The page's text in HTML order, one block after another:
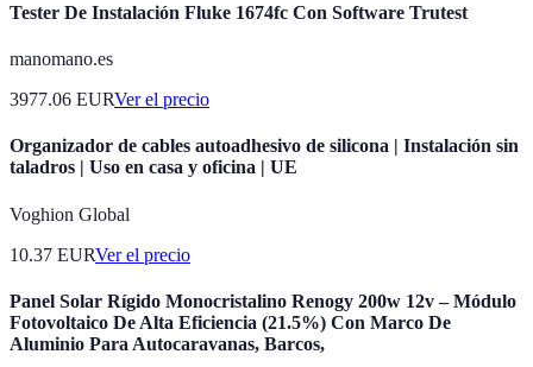
Tester De Instalación Fluke 1674fc Con Software Trutest
manomano.es
3977.06 EURVer el precio
Organizador de cables autoadhesivo de silicona | Instalación sin
taladros | Uso en casa y oficina | UE
Voghion Global
10.37 EURVer el precio
Panel Solar Rígido Monocristalino Renogy 200w 12v – Módulo
Fotovoltaico De Alta Eficiencia (21.5%) Con Marco De
Aluminio Para Autocaravanas, Barcos,